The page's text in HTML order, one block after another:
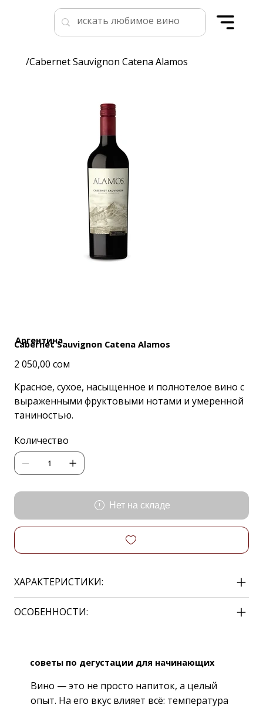
/Cabernet Sauvignon Catena Alamos
Cabernet Sauvignon Catena Alamos
Цена
2 050,00 сом
Красное, сухое, насыщенное и полнотелое вино с
выраженными фруктовыми нотами и умеренной
таниностью.
Количество
Нет на складе
ХАРАКТЕРИСТИКИ:
ОСОБЕННОСТИ:
Аргентина
советы по дегустации для начинающих
Вино — это не просто напиток, а целый
опыт. На его вкус влияет всё: температура